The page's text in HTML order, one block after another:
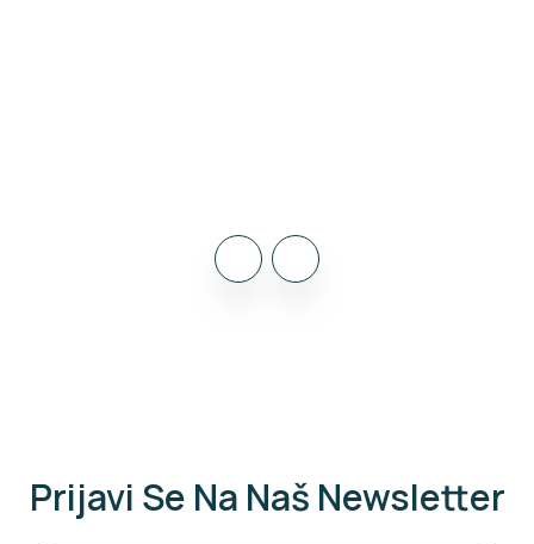
Prijavi Se Na Naš Newsletter